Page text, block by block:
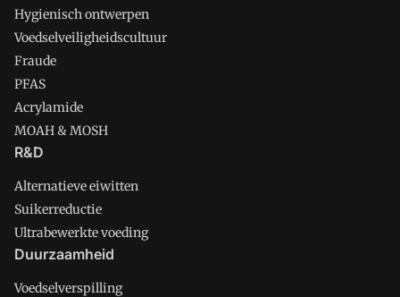
Hygienisch ontwerpen
Voedselveiligheidscultuur
Fraude
PFAS
Acrylamide
MOAH & MOSH
R&D
Alternatieve eiwitten
Suikerreductie
Ultrabewerkte voeding
Duurzaamheid
Voedselverspilling